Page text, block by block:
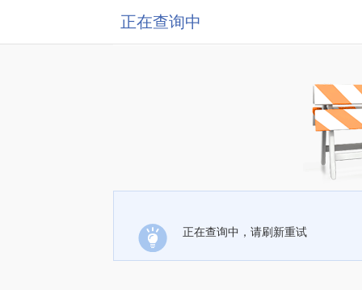
正在查询中
正在查询中，请刷新重试